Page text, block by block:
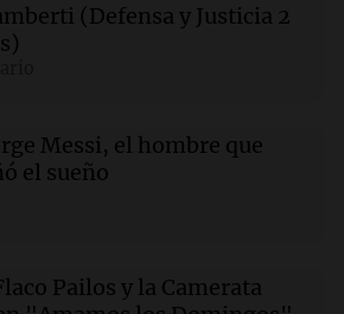
la inteligencia artificial
cerveza y licores
cómo estará el tiempo este
(Defensa y Justicia 2
Messi, el hombre que
el sueño
Pailos y la Camerata